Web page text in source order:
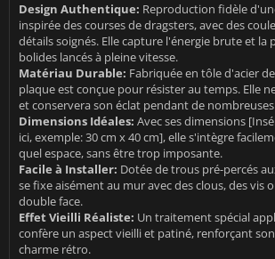
Design Authentique: Reproduction fidèle
inspirée des courses de dragsters, avec des
détails soignés. Elle capture l'énergie brute et la
bolides lancés à pleine vitesse.
Matériau Durable: Fabriquée en tôle d'acier
plaque est conçue pour résister au temps. Elle
et conservera son éclat pendant de
Dimensions Idéales: Avec ses dimensions
ici, exemple: 30 cm x 40 cm], elle s'intègre
quel espace, sans être trop imposante.
Facile à Installer: Dotée de trous pré-percés
se fixe aisément au mur avec des clous, des vis
double face.
Effet Vieilli Réaliste: Un traitement spécial
confère un aspect vieilli et patiné, renforçant
charme rétro.